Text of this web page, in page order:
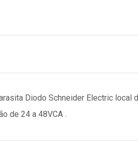
Diodo Schneider Electric
de 24 a 48VCA .